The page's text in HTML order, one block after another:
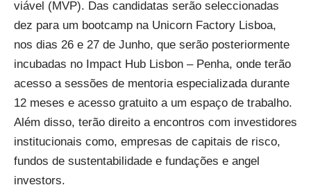
viável (MVP). Das candidatas serão seleccionadas
dez para um bootcamp na Unicorn Factory Lisboa,
nos dias 26 e 27 de Junho, que serão posteriormente
incubadas no Impact Hub Lisbon – Penha, onde terão
acesso a sessões de mentoria especializada durante
12 meses e acesso gratuito a um espaço de trabalho.
Além disso, terão direito a encontros com investidores
institucionais como, empresas de capitais de risco,
fundos de sustentabilidade e fundações e angel
investors.